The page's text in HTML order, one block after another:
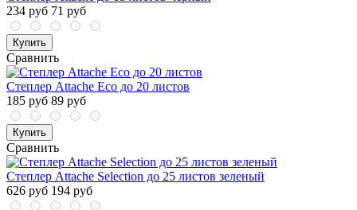
234 руб 71 руб
Купить
Сравнить
Степлер Attache Eco до 20 листов
185 руб 89 руб
Купить
Сравнить
Степлер Attache Selection до 25 листов зеленый
626 руб 194 руб